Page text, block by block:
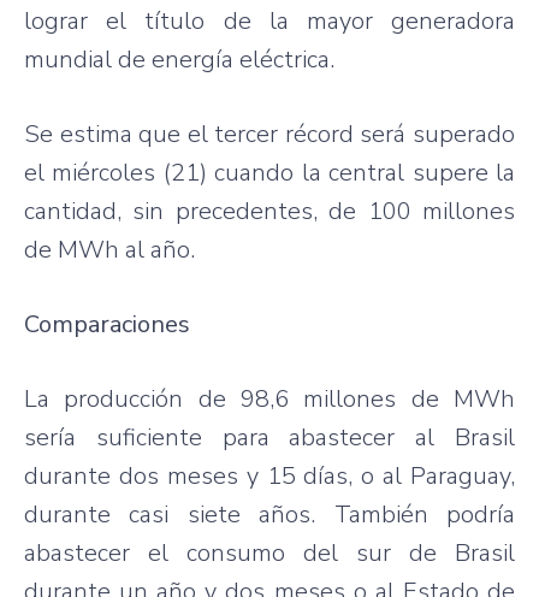
lograr el título de la mayor generadora
mundial de energía eléctrica.
Se estima que el tercer récord será superado
el miércoles (21) cuando la central supere la
cantidad, sin precedentes, de 100 millones
de MWh al año.
Comparaciones
La producción de 98,6 millones de MWh
sería suficiente para abastecer al Brasil
durante dos meses y 15 días, o al Paraguay,
durante casi siete años. También podría
abastecer el consumo del sur de Brasil